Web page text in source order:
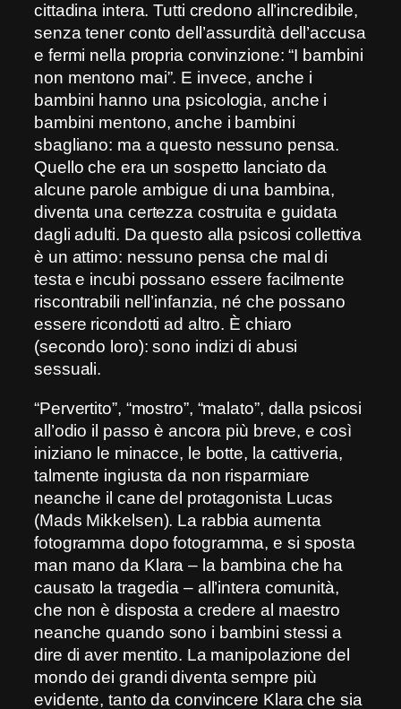
cittadina intera. Tutti credono all’incredibile,
senza tener conto dell’assurdità dell’accusa
e fermi nella propria convinzione: “I bambini
non mentono mai”. E invece, anche i
bambini hanno una psicologia, anche i
bambini mentono, anche i bambini
sbagliano: ma a questo nessuno pensa.
Quello che era un sospetto lanciato da
alcune parole ambigue di una bambina,
diventa una certezza costruita e guidata
dagli adulti. Da questo alla psicosi collettiva
è un attimo: nessuno pensa che mal di
testa e incubi possano essere facilmente
riscontrabili nell’infanzia, né che possano
essere ricondotti ad altro. È chiaro
(secondo loro): sono indizi di abusi
sessuali.
“Pervertito”, “mostro”, “malato”, dalla psicosi
all’odio il passo è ancora più breve, e così
iniziano le minacce, le botte, la cattiveria,
talmente ingiusta da non risparmiare
neanche il cane del protagonista Lucas
(Mads Mikkelsen). La rabbia aumenta
fotogramma dopo fotogramma, e si sposta
man mano da Klara – la bambina che ha
causato la tragedia – all’intera comunità,
che non è disposta a credere al maestro
neanche quando sono i bambini stessi a
dire di aver mentito. La manipolazione del
mondo dei grandi diventa sempre più
evidente, tanto da convincere Klara che sia